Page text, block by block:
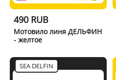
490 RUB
Мотовило линя ДЕЛЬФИН
- желтое
SEA DELFIN